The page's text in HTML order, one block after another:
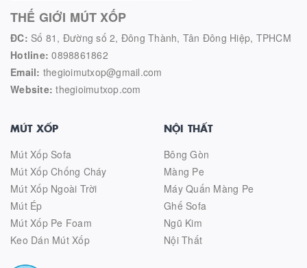
THẾ GIỚI MÚT XỐP
ĐC: Số 81, Đường số 2, Đông Thành, Tân Đông Hiệp, TPHCM
Hotline: 0898861862
Email: thegioimutxop@gmail.com
Website: thegioimutxop.com
MÚT XỐP
Mút Xốp Sofa
Mút Xốp Chống Cháy
Mút Xốp Ngoài Trời
Mút Ép
Mút Xốp Pe Foam
Keo Dán Mút Xốp
NỘI THẤT
Bông Gòn
Màng Pe
Máy Quấn Màng Pe
Ghế Sofa
Ngũ Kim
Nội Thất